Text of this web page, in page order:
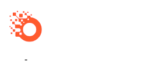
-